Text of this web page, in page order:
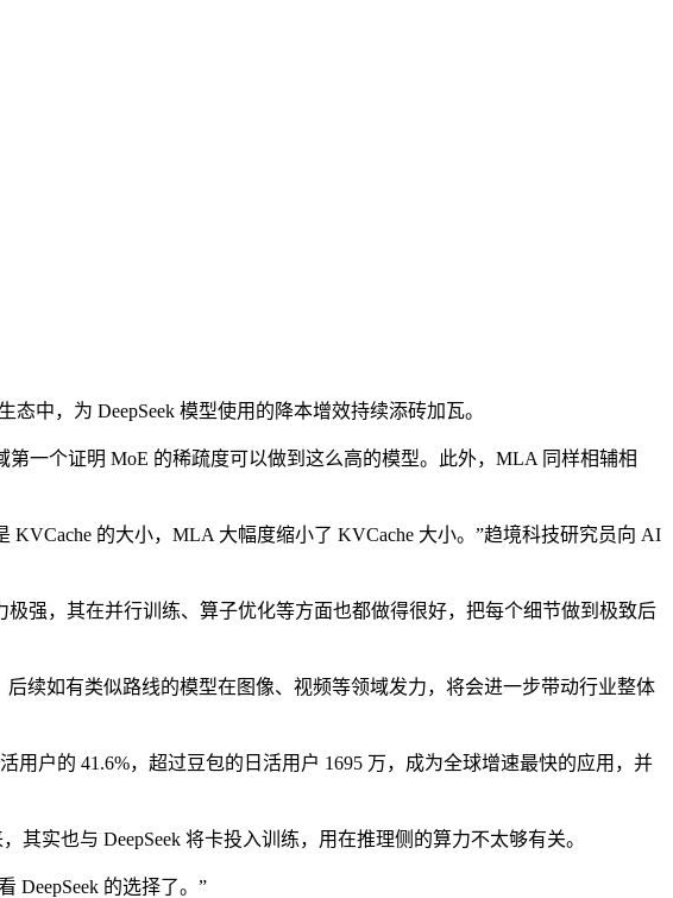
，为 DeepSeek 模型使用的降本增效持续添砖加瓦。
一个证明 MoE 的稀疏度可以做到这么高的模型。此外，MLA 同样相辅相
的大小，MLA 大幅度缩小了 KVCache 大小。”趋境科技研究员向 AI
强，其在并行训练、算子优化等方面也都做得很好，把每个细节做到极致后
续如有类似路线的模型在图像、视频等领域发力，将会进一步带动行业整体
户的 41.6%，超过豆包的日活用户 1695 万，成为全球增速最快的应用，并
实也与 DeepSeek 将卡投入训练，用在推理侧的算力不太够有关。
的选择了。”